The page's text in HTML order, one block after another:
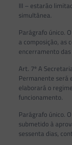
III – estarão
simultânea.
Parágrafo único.
a composição, as
encerramento
Art. 7º A
Permanente será
elaborará o
funcionamento.
Parágrafo único.
submetido à
sessenta dias,